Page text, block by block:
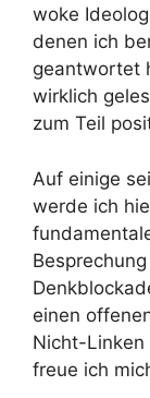
woke
denen ich
geantwortet
wirklich
zum Teil
Auf einige
werde ich
einen
Nicht-Linken
freue ich